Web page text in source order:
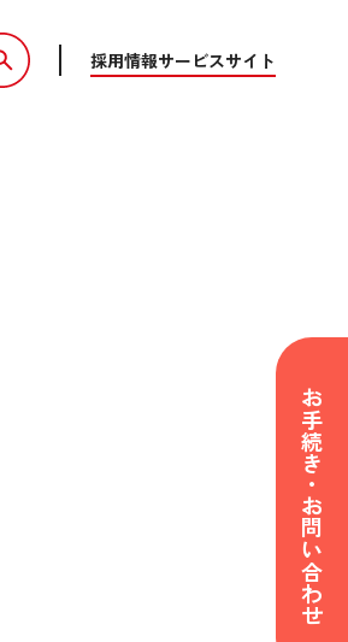
採用情報サービスサイト
お手続き・お問い合わせ